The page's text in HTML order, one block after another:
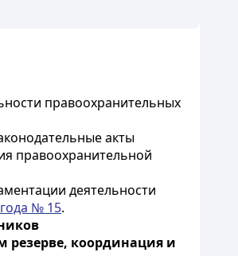
правоохранительных
акты
правоохранительной
деятельности
№ 15.
резерве, координация и